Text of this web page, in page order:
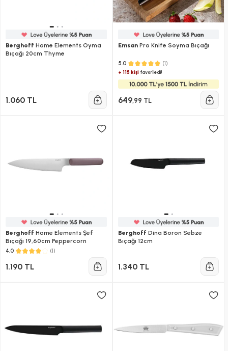
Berghoff Home Elements Oyma
Bıçağı 20cm Thyme
1.060 TL
EmsanPro Knife Soyma Bıçağı
5.0 (1)
+ 115 kişifavoriledi!
649,99 TL
Berghoff Home Elements Şef
Bıçağı 19,60cm Peppercorn
4.0 (1)
1.190 TL
Berghoff Dina Boron Sebze
Bıçağı 12cm
1.340 TL